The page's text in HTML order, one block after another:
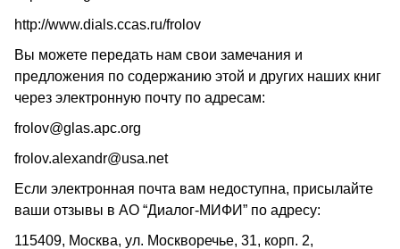
http://www.dials.ccas.ru/frolov
Вы можете передать нам свои замечания и
предложения по содержанию этой и других наших книг
через электронную почту по адресам:
frolov@glas.apc.org
frolov.alexandr@usa.net
Если электронная почта вам недоступна, присылайте
ваши отзывы в АО “Диалог-МИФИ” по адресу:
115409, Москва, ул. Москворечье, 31, корп. 2,